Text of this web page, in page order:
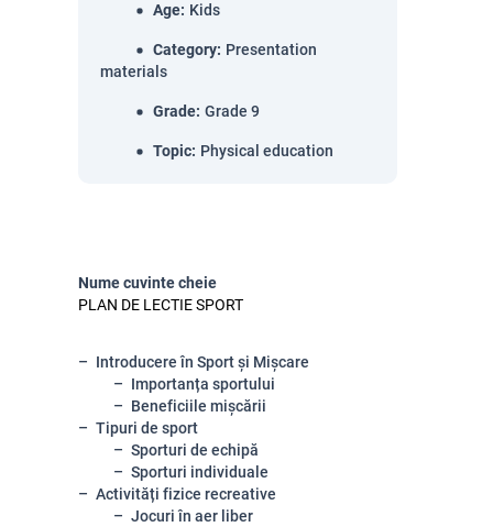
Age: Kids
Category: Presentation
materials
Grade: Grade 9
Topic: Physical education
Nume cuvinte cheie
PLAN DE LECTIE SPORT
Introducere în Sport și Mișcare
Importanța sportului
Beneficiile mișcării
Tipuri de sport
Sporturi de echipă
Sporturi individuale
Activități fizice recreative
Jocuri în aer liber